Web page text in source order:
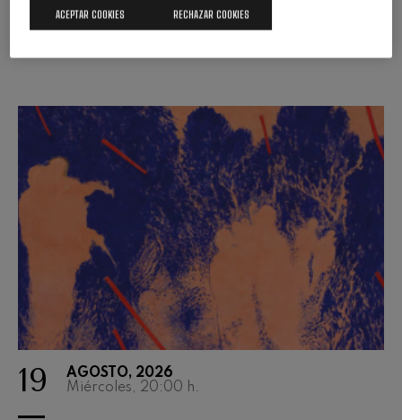
COMPRAR ENTRADAS
19
AGOSTO, 2026
Miércoles, 20:00 h.
RECHAZAR COOKIES
ACEPTAR COOKIES